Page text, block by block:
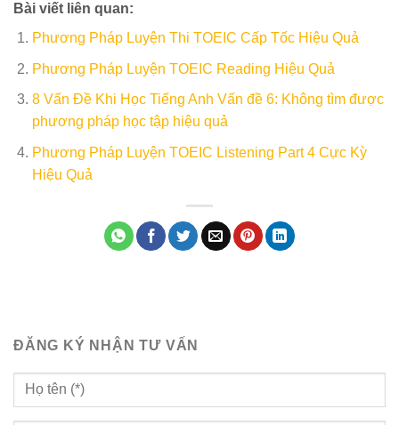
Bài viết liên quan:
Phương Pháp Luyện Thi TOEIC Cấp Tốc Hiệu Quả
Phương Pháp Luyện TOEIC Reading Hiệu Quả
8 Vấn Đề Khi Học Tiếng Anh Vấn đề 6: Không tìm được
phương pháp học tập hiệu quả
Phương Pháp Luyện TOEIC Listening Part 4 Cực Kỳ
Hiệu Quả
ĐĂNG KÝ NHẬN TƯ VẤN